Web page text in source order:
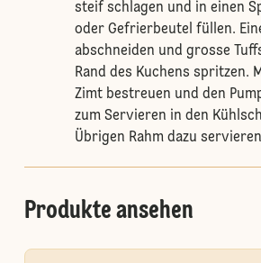
steif schlagen und in einen
oder Gefrierbeutel füllen.
abschneiden und grosse
Rand des Kuchens spritzen.
Zimt bestreuen und den
zum Servieren in den
Übrigen Rahm dazu
Produkte ansehen